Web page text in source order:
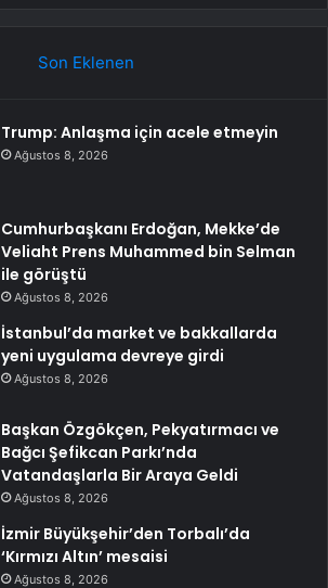
Son Eklenen
Trump: Anlaşma için acele etmeyin
Ağustos 8, 2026
Cumhurbaşkanı Erdoğan, Mekke’de
Veliaht Prens Muhammed bin Selman
ile görüştü
Ağustos 8, 2026
İstanbul’da market ve bakkallarda
yeni uygulama devreye girdi
Ağustos 8, 2026
Başkan Özgökçen, Pekyatırmacı ve
Bağcı Şefikcan Parkı’nda
Vatandaşlarla Bir Araya Geldi
Ağustos 8, 2026
İzmir Büyükşehir’den Torbalı’da
‘Kırmızı Altın’ mesaisi
Ağustos 8, 2026